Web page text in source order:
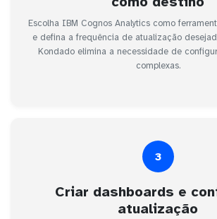
Escolha IBM Cognos Analytics como
e defina a frequência de atualização
Kondado elimina a necessidade de
complexas.
3
Criar dashboards e
atualização